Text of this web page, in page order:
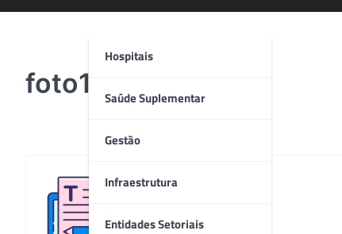
Hospitais
Saúde Suplementar
Gestão
Infraestrutura
Entidades Setoriais
foto1